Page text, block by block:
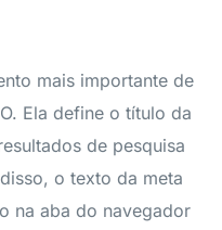
mais importante de
Ela define o título da
de pesquisa
o texto da meta
na aba do navegador